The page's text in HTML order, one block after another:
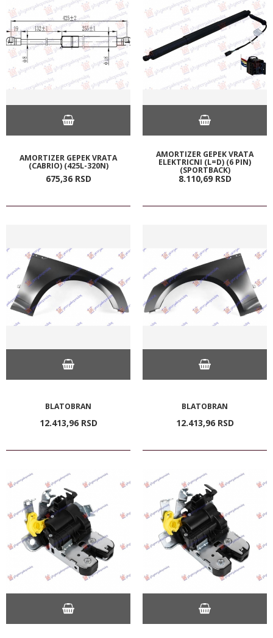
AMORTIZER GEPEK VRATA
(CABRIO) (425L-320N)
675,36 RSD
AMORTIZER GEPEK VRATA
ELEKTRICNI (L=D) (6 PIN)
(SPORTBACK)
8.110,69 RSD
BLATOBRAN
12.413,96 RSD
BLATOBRAN
12.413,96 RSD